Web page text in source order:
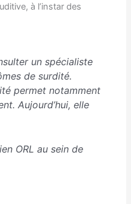
à l’instar des
un spécialiste
de surdité.
permet notamment
Aujourd’hui, elle
ORL au sein de